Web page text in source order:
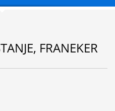
FRANEKER